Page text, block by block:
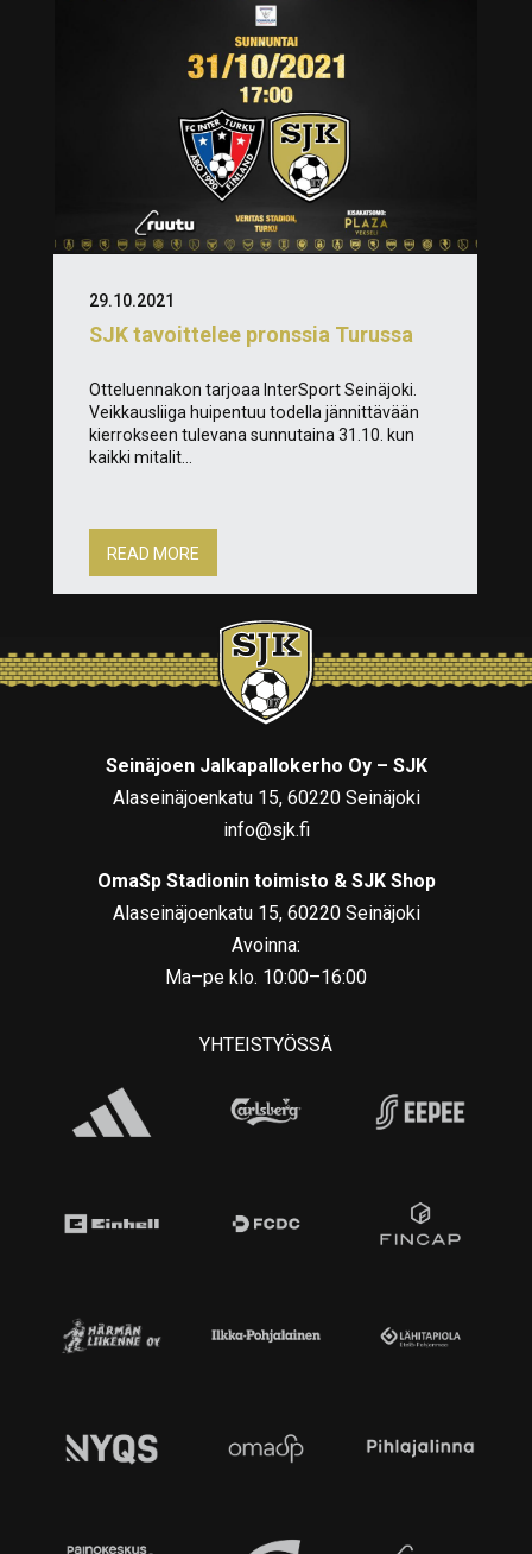
SJK tavoittelee pronssia Turussa
29.10.2021
Otteluennakon tarjoaa InterSport Seinäjoki.
Veikkausliiga huipentuu todella jännittävään
kierrokseen tulevana sunnutaina 31.10. kun
kaikki mitalit...
READ MORE
Seinäjoen Jalkapallokerho Oy – SJK
Alaseinäjoenkatu 15, 60220 Seinäjoki
info@sjk.fi
OmaSp Stadionin toimisto & SJK Shop
Alaseinäjoenkatu 15, 60220 Seinäjoki
Avoinna:
Ma–pe klo. 10:00–16:00
YHTEISTYÖSSÄ